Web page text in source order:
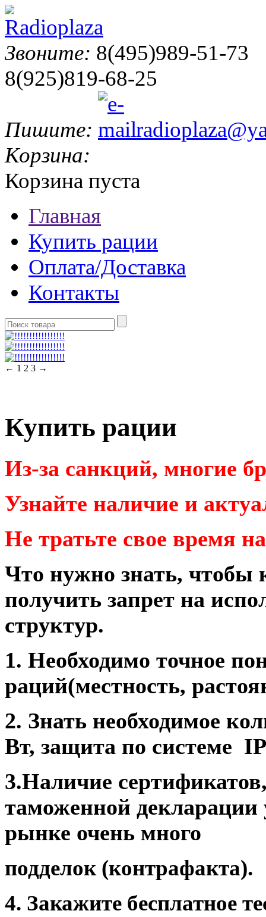
Звоните: 8(495)989-51-73
8(925)819-68-25
Пишите:
Корзина:
Корзина пуста
Главная
Купить рации
Оплата/Доставка
Контакты
← 1 2 3 →
Купить рации
Из-за санкций, многие
Узнайте наличие и
Не тратьте свое время
Что нужно знать, чтобы
получить запрет на
структур.
1. Необходимо точное
раций(местность,
2. Знать необходимое
Вт, защита по системе
3.Наличие
таможенной декларации
рынке очень много
подделок (контрафакта).
4. Закажите бесплатное